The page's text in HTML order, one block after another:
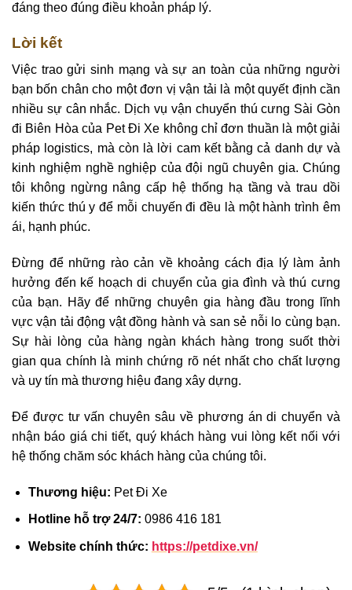
đáng theo đúng điều khoản pháp lý.
Lời kết
Việc trao gửi sinh mạng và sự an toàn của những người
bạn bốn chân cho một đơn vị vận tải là một quyết định cần
nhiều sự cân nhắc. Dịch vụ vận chuyển thú cưng Sài Gòn
đi Biên Hòa của Pet Đi Xe không chỉ đơn thuần là một giải
pháp logistics, mà còn là lời cam kết bằng cả danh dự và
kinh nghiệm nghề nghiệp của đội ngũ chuyên gia. Chúng
tôi không ngừng nâng cấp hệ thống hạ tầng và trau dồi
kiến thức thú y để mỗi chuyến đi đều là một hành trình êm
ái, hạnh phúc.
Đừng để những rào cản về khoảng cách địa lý làm ảnh
hưởng đến kế hoạch di chuyển của gia đình và thú cưng
của bạn. Hãy để những chuyên gia hàng đầu trong lĩnh
vực vận tải động vật đồng hành và san sẻ nỗi lo cùng bạn.
Sự hài lòng của hàng ngàn khách hàng trong suốt thời
gian qua chính là minh chứng rõ nét nhất cho chất lượng
và uy tín mà thương hiệu đang xây dựng.
Để được tư vấn chuyên sâu về phương án di chuyển và
nhận báo giá chi tiết, quý khách hàng vui lòng kết nối với
hệ thống chăm sóc khách hàng của chúng tôi.
Thương hiệu: Pet Đi Xe
Hotline hỗ trợ 24/7: 0986 416 181
Website chính thức: https://petdixe.vn/